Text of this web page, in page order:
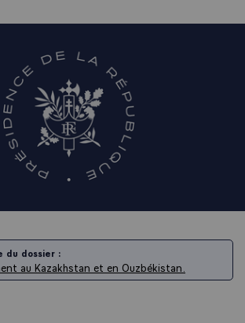
du dossier :
au Kazakhstan et en Ouzbékistan.